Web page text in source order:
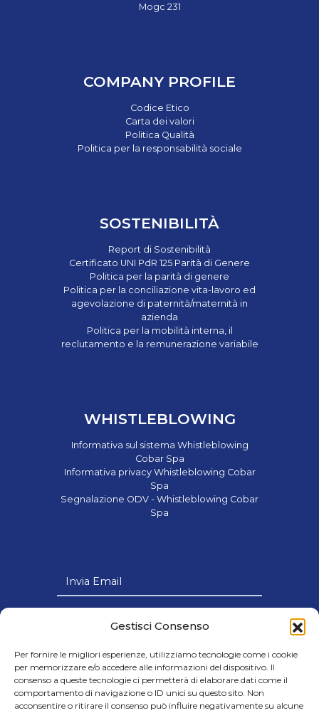
Gestisci Consenso
Per fornire le migliori esperienze, utilizziamo tecnologie come i cookie
per memorizzare e/o accedere alle informazioni del dispositivo. Il
consenso a queste tecnologie ci permetterà di elaborare dati come il
comportamento di navigazione o ID unici su questo sito. Non
acconsentire o ritirare il consenso può influire negativamente su alcune
Mogc 231
COMPANY PROFILE
Codice Etico
Carta dei valori
Politica Qualità
Politica per la responsabilità sociale
SOSTENIBILITÀ
Report di Sostenibilità
Certificato UNI PdR 125 Parità di Genere
Politica per la parità di genere
Politica per la conciliazione vita-lavoro ed
agevolazione di paternità/maternità in
azienda
Politica per la mobilità interna, il
reclutamento e la remunerazione variabile
WHISTLEBLOWING
Informativa sul sistema Whistleblowing
Cobar Spa
Informativa privacy Whistleblowing Cobar
Spa
Segnalazione ODV - Whistleblowing Cobar
Spa
Invia Email
Link Utili
© 2024 Cobar s.p.a - Società con Socio